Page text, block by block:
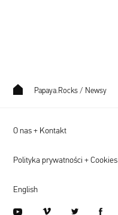
Papaya.Rocks / Newsy
O nas + Kontakt
Polityka prywatności + Cookies
English
youtube vimeo twitter facebook